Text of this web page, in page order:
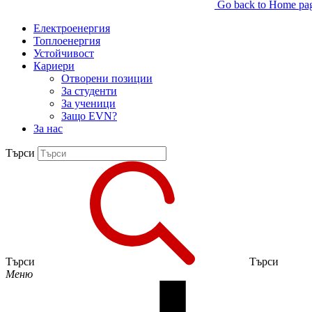
Go back to Home
Електроенергия
Топлоенергия
Устойчивост
Кариери
Отворени позиции
За студенти
За ученици
Защо EVN?
За нас
Търси
Търси
Търси
Меню